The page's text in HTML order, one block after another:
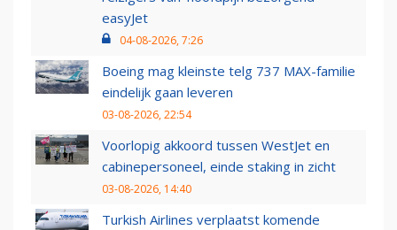
easyJet
04-08-2026, 7:26
Boeing mag kleinste telg 737 MAX-familie
eindelijk gaan leveren
03-08-2026, 22:54
Voorlopig akkoord tussen WestJet en
cabinepersoneel, einde staking in zicht
03-08-2026, 14:40
Turkish Airlines verplaatst komende